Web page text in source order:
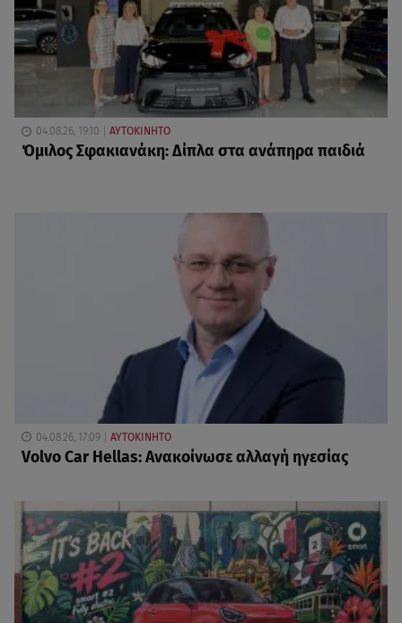
04.08.26, 19:10 ΑΥΤΟΚΙΝΗΤΟ
Όμιλος Σφακιανάκη: Δίπλα στα ανάπηρα παιδιά
04.08.26, 17:09 ΑΥΤΟΚΙΝΗΤΟ
Volvo Car Hellas: Ανακοίνωσε αλλαγή ηγεσίας